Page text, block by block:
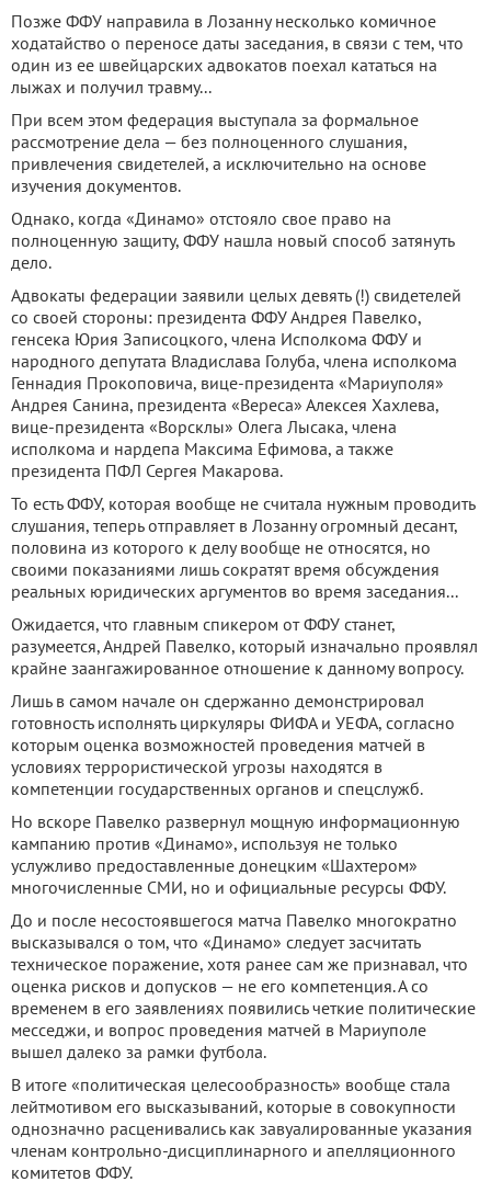
Позже ФФУ направила в Лозанну несколько комичное
ходатайство о переносе даты заседания, в связи с тем, что
один из ее швейцарских адвокатов поехал кататься на
лыжах и получил травму...
При всем этом федерация выступала за формальное
рассмотрение дела — без полноценного слушания,
привлечения свидетелей, а исключительно на основе
изучения документов.
Однако, когда «Динамо» отстояло свое право на
полноценную защиту, ФФУ нашла новый способ затянуть
дело.
Адвокаты федерации заявили целых девять (!) свидетелей
со своей стороны: президента ФФУ Андрея Павелко,
генсека Юрия Записоцкого, члена Исполкома ФФУ и
народного депутата Владислава Голуба, члена исполкома
Геннадия Прокоповича, вице-президента «Мариуполя»
Андрея Санина, президента «Вереса» Алексея Хахлева,
вице-президента «Ворсклы» Олега Лысака, члена
исполкома и нардепа Максима Ефимова, а также
президента ПФЛ Сергея Макарова.
То есть ФФУ, которая вообще не считала нужным проводить
слушания, теперь отправляет в Лозанну огромный десант,
половина из которого к делу вообще не относятся, но
своими показаниями лишь сократят время обсуждения
реальных юридических аргументов во время заседания...
Ожидается, что главным спикером от ФФУ станет,
разумеется, Андрей Павелко, который изначально проявлял
крайне заангажированное отношение к данному вопросу.
Лишь в самом начале он сдержанно демонстрировал
готовность исполнять циркуляры ФИФА и УЕФА, согласно
которым оценка возможностей проведения матчей в
условиях террористической угрозы находятся в
компетенции государственных органов и спецслужб.
Но вскоре Павелко развернул мощную информационную
кампанию против «Динамо», используя не только
услужливо предоставленные донецким «Шахтером»
многочисленные СМИ, но и официальные ресурсы ФФУ.
До и после несостоявшегося матча Павелко многократно
высказывался о том, что «Динамо» следует засчитать
техническое поражение, хотя ранее сам же признавал, что
оценка рисков и допусков — не его компетенция. А со
временем в его заявлениях появились четкие политические
месседжи, и вопрос проведения матчей в Мариуполе
вышел далеко за рамки футбола.
В итоге «политическая целесообразность» вообще стала
лейтмотивом его высказываний, которые в совокупности
однозначно расценивались как завуалированные указания
членам контрольно-дисциплинарного и апелляционного
комитетов ФФУ.